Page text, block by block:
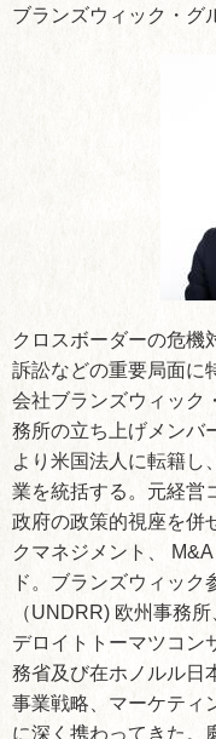
ブランズウィック・
クロスボーダーの危機
訴訟などの重要局面に
会社ブランズウィック
務所の立ち上げメンバ
より米国法人に転籍し
業を統括する。元経営
政府の政策的視座を併
クマネジメント、
ド。ブランズウィック
（UNDRR) 欧州事務
デロイトトーマツコン
務省及び在ホノルル日
事業戦略、マーケティ
に深く携わってきた。